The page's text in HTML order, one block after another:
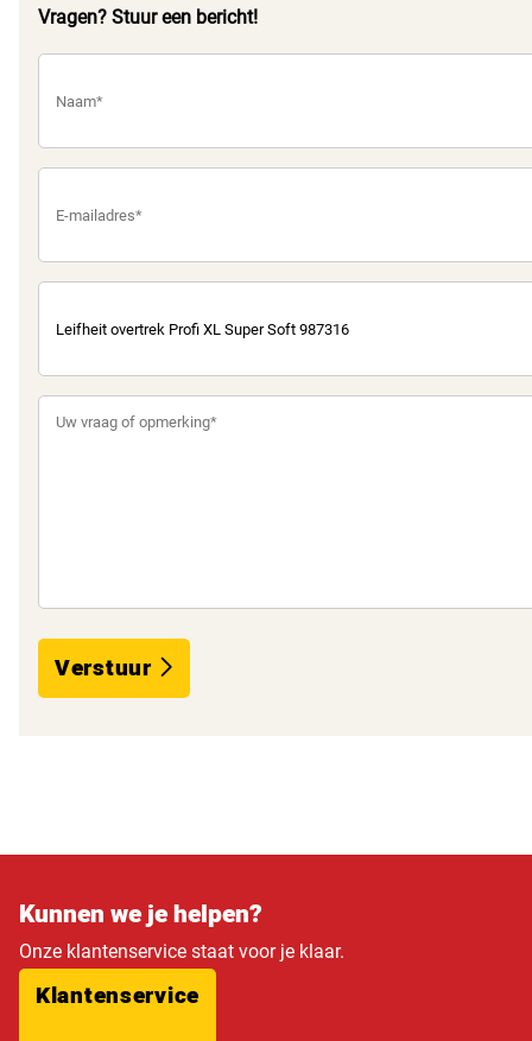
Vragen? Stuur een bericht!
Verstuur
Kunnen we je helpen?
Onze klantenservice staat voor je klaar.
Klantenservice